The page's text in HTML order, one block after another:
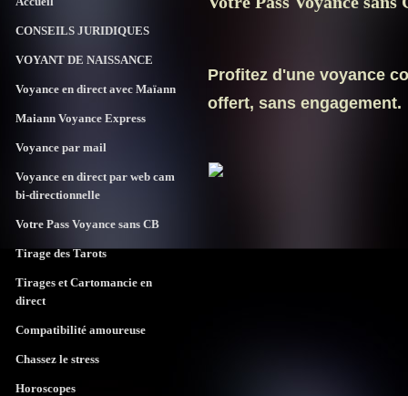
CONSEILS JURIDIQUES
VOYANT DE NAISSANCE
Voyance en direct avec Maïann
Maiann Voyance Express
Voyance par mail
Voyance en direct par web cam
bi-directionnelle
Votre Pass Voyance sans CB
Tirage des Tarots
Tirages et Cartomancie en
direct
Compatibilité amoureuse
Chassez le stress
Horoscopes
Profitez d'une voyance
offert,sans engagement.